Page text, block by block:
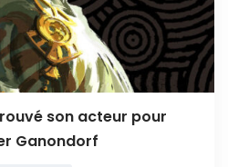
son acteur pour
Ganondorf